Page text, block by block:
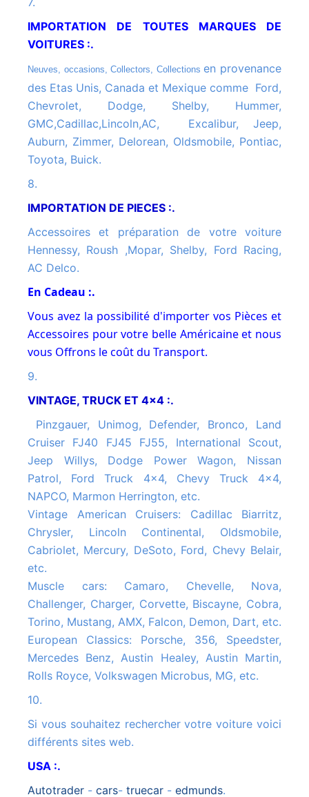
IMPORTATION DE TOUTES MARQUES DE
VOITURES :.
Neuves, occasions, Collectors, Collectionsen provenance
des Etas Unis, Canada et Mexique comme Ford,
Chevrolet, Dodge, Shelby, Hummer,
GMC,Cadillac,Lincoln,AC, Excalibur, Jeep,
Auburn, Zimmer, Delorean, Oldsmobile, Pontiac,
Toyota, Buick.
8.
IMPORTATION DE PIECES :.
Accessoires et préparation de votre voiture
Hennessy, Roush ,Mopar, Shelby, Ford Racing,
AC Delco.
En Cadeau :.
Vous avez la possibilité d'importer vos Pièces et
Accessoires pour votre belle Américaine et nous
vous Offrons le coût du Transport.
9.
VINTAGE, TRUCK ET 4x4 :.
Pinzgauer, Unimog, Defender, Bronco, Land
Cruiser FJ40 FJ45 FJ55, International Scout,
Jeep Willys, Dodge Power Wagon, Nissan
Patrol, Ford Truck 4x4, Chevy Truck 4x4,
NAPCO, Marmon Herrington, etc.
Vintage American Cruisers: Cadillac Biarritz,
Chrysler, Lincoln Continental, Oldsmobile,
Cabriolet, Mercury, DeSoto, Ford, Chevy Belair,
etc.
Muscle cars: Camaro, Chevelle, Nova,
Challenger, Charger, Corvette, Biscayne, Cobra,
Torino, Mustang, AMX, Falcon, Demon, Dart, etc.
European Classics: Porsche, 356, Speedster,
Mercedes Benz, Austin Healey, Austin Martin,
Rolls Royce, Volkswagen Microbus, MG, etc.
10.
Si vous souhaitez rechercher votre voiture voici
différents sites web.
USA :.
autotrader - cars- truecar - edmunds.